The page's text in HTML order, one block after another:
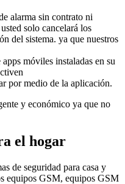
alarma sin contrato ni
solo cancelará los
del sistema. ya que nuestros
móviles instaladas en su
por medio de la aplicación.
y económico ya que no
el hogar
de seguridad para casa y
equipos GSM, equipos GSM